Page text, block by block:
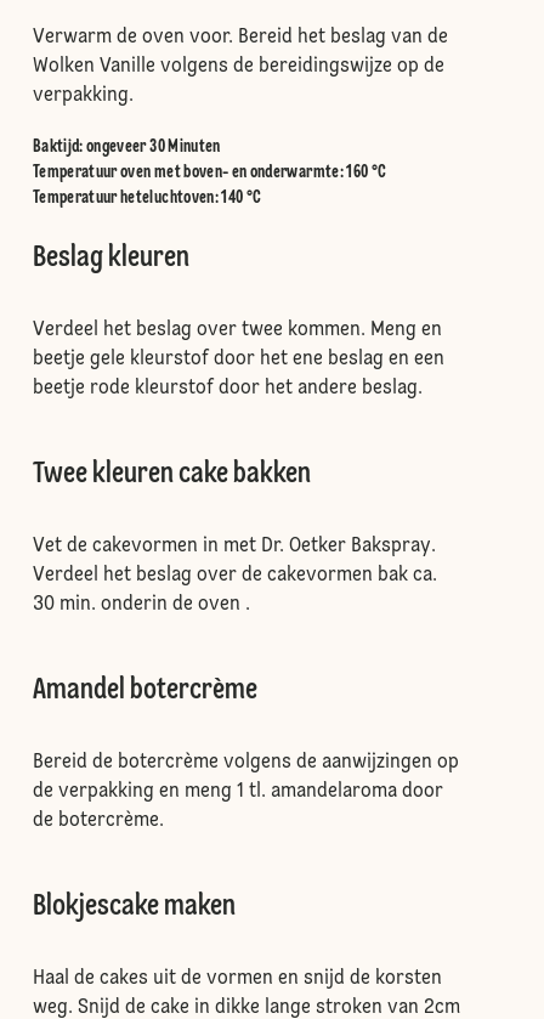
Verwarm de oven voor. Bereid het beslag van de
Wolken Vanille volgens de bereidingswijze op de
verpakking.
Baktijd: ongeveer 30 Minuten
Temperatuur oven met boven- en onderwarmte:160 °C
Temperatuur heteluchtoven:140 °C
Beslag kleuren
Verdeel het beslag over twee kommen. Meng en
beetje gele kleurstof door het ene beslag en een
beetje rode kleurstof door het andere beslag.
Twee kleuren cake bakken
Vet de cakevormen in met Dr. Oetker Bakspray.
Verdeel het beslag over de cakevormen bak ca.
30 min. onderin de oven .
Amandel botercrème
Bereid de botercrème volgens de aanwijzingen op
de verpakking en meng 1 tl. amandelaroma door
de botercrème.
Blokjescake maken
Haal de cakes uit de vormen en snijd de korsten
weg. Snijd de cake in dikke lange stroken van 2cm